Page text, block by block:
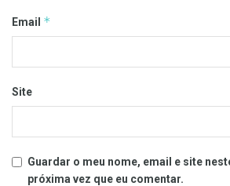
Email *
Site
Guardar o meu nome, email e site
próxima vez que eu comentar.